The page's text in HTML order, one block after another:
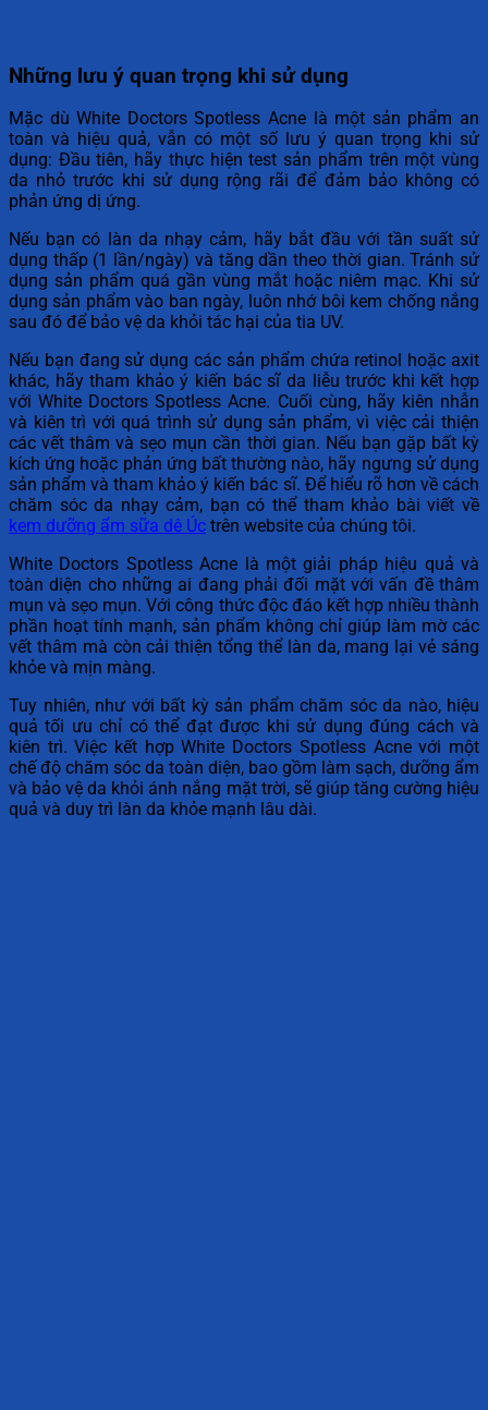
Những lưu ý quan trọng khi sử dụng
Mặc dù White Doctors Spotless Acne là một sản phẩm an
toàn và hiệu quả, vẫn có một số lưu ý quan trọng khi sử
dụng: Đầu tiên, hãy thực hiện test sản phẩm trên một vùng
da nhỏ trước khi sử dụng rộng rãi để đảm bảo không có
phản ứng dị ứng.
Nếu bạn có làn da nhạy cảm, hãy bắt đầu với tần suất sử
dụng thấp (1 lần/ngày) và tăng dần theo thời gian. Tránh sử
dụng sản phẩm quá gần vùng mắt hoặc niêm mạc. Khi sử
dụng sản phẩm vào ban ngày, luôn nhớ bôi kem chống nắng
sau đó để bảo vệ da khỏi tác hại của tia UV.
Nếu bạn đang sử dụng các sản phẩm chứa retinol hoặc axit
khác, hãy tham khảo ý kiến bác sĩ da liễu trước khi kết hợp
với White Doctors Spotless Acne. Cuối cùng, hãy kiên nhẫn
và kiên trì với quá trình sử dụng sản phẩm, vì việc cải thiện
các vết thâm và sẹo mụn cần thời gian. Nếu bạn gặp bất kỳ
kích ứng hoặc phản ứng bất thường nào, hãy ngưng sử dụng
sản phẩm và tham khảo ý kiến bác sĩ. Để hiểu rõ hơn về cách
chăm sóc da nhạy cảm, bạn có thể tham khảo bài viết về
kem dưỡng ẩm sữa dê Úc trên website của chúng tôi.
White Doctors Spotless Acne là một giải pháp hiệu quả và
toàn diện cho những ai đang phải đối mặt với vấn đề thâm
mụn và sẹo mụn. Với công thức độc đáo kết hợp nhiều thành
phần hoạt tính mạnh, sản phẩm không chỉ giúp làm mờ các
vết thâm mà còn cải thiện tổng thể làn da, mang lại vẻ sáng
khỏe và mịn màng.
Tuy nhiên, như với bất kỳ sản phẩm chăm sóc da nào, hiệu
quả tối ưu chỉ có thể đạt được khi sử dụng đúng cách và
kiên trì. Việc kết hợp White Doctors Spotless Acne với một
chế độ chăm sóc da toàn diện, bao gồm làm sạch, dưỡng ẩm
và bảo vệ da khỏi ánh nắng mặt trời, sẽ giúp tăng cường hiệu
quả và duy trì làn da khỏe mạnh lâu dài.